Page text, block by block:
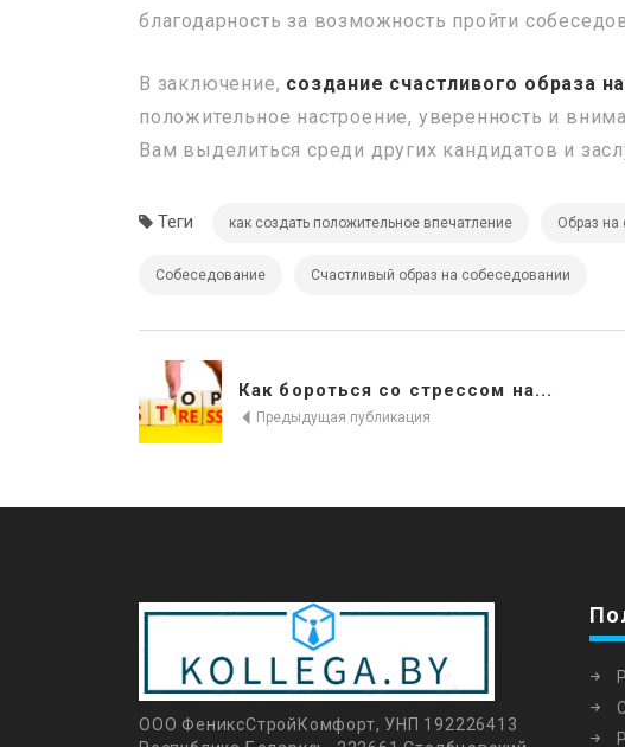
благодарность за возможность пройти
В заключение, создание счастливого образа
положительное настроение, уверенность и
Вам выделиться среди других кандидатов и
Теги как создать положительное впечатление Образ на
Собеседование Счастливый образ на собеседовании
Как бороться со стрессом на...
Предыдущая публикация
ООО ФениксСтройКомфорт, УНП 192226413